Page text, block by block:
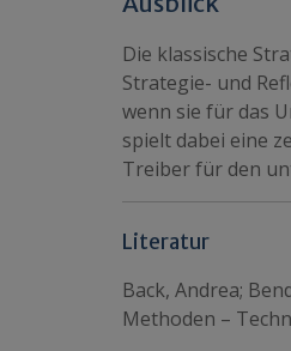
Die klassische
Strategie- und
wenn sie für das
spielt dabei eine
Treiber für den
Literatur
Back, Andrea;
Methoden –